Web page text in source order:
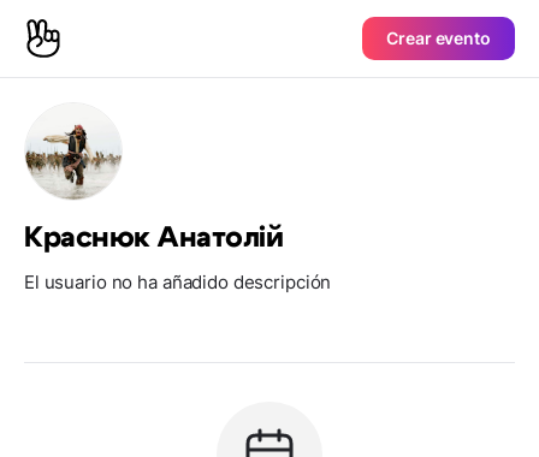
Crear evento
Краснюк Анатолій
El usuario no ha añadido descripción